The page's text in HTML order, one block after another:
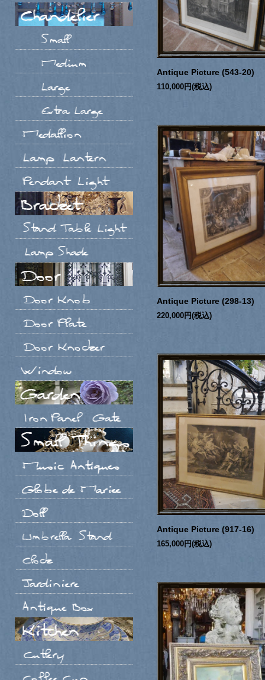
Antique Picture (543-20)
110,000円(税込)
Antique Picture (298-13)
220,000円(税込)
Antique Picture (917-16)
165,000円(税込)